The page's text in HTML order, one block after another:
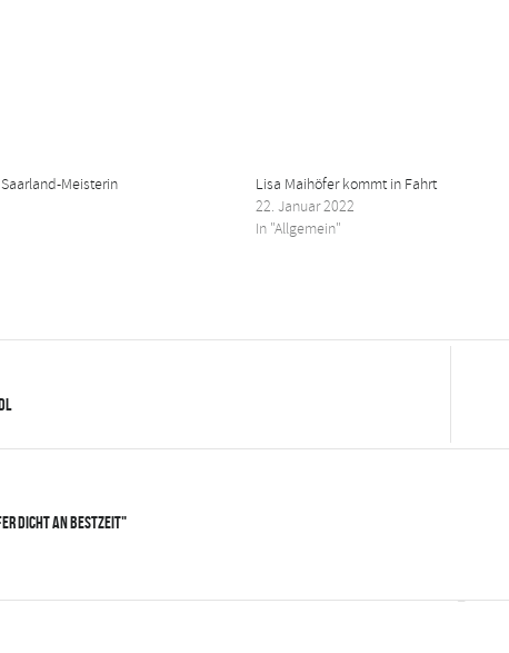
Meisterin
Lisa Maihöfer kommt in Fahrt
22. Januar 2022
In "Allgemein"
dicht an Bestzeit"